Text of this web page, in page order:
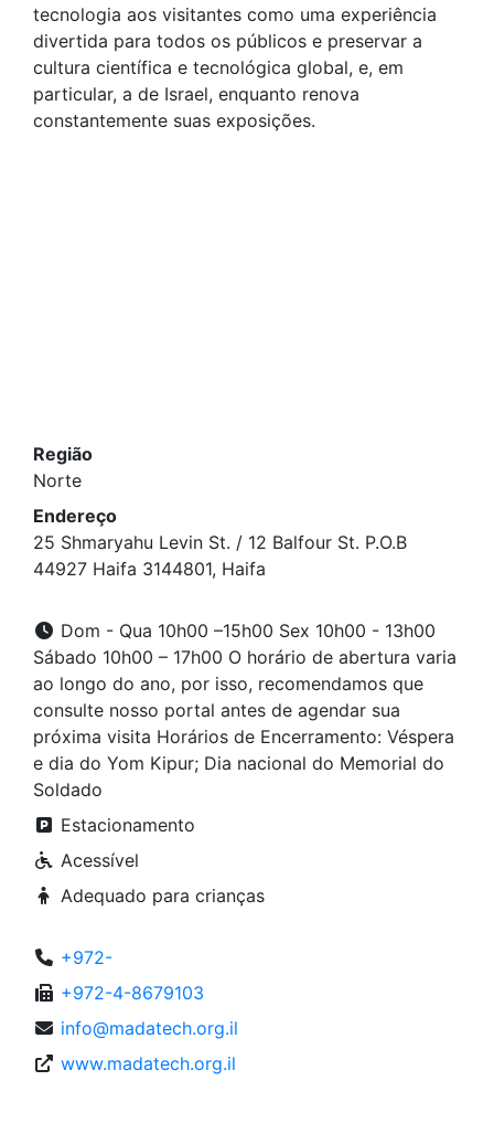
tecnologia aos visitantes como uma experiência
divertida para todos os públicos e preservar a
cultura científica e tecnológica global, e, em
particular, a de Israel, enquanto renova
constantemente suas exposições.
Região
Norte
Endereço
​25 Shmaryahu Levin St. / 12 Balfour St. P.O.B
44927 Haifa 3144801, Haifa
Dom - Qua 10h00 –15h00 Sex 10h00 - 13h00
Sábado 10h00 – 17h00 O horário de abertura varia
ao longo do ano, por isso, recomendamos que
consulte nosso portal antes de agendar sua
próxima visita Horários de Encerramento: Véspera
e dia do Yom Kipur; Dia nacional do Memorial do
Soldado
Estacionamento
Acessível
Adequado para crianças
+972-
+972-4-8679103
info@madatech.org.il
www.madatech.org.il